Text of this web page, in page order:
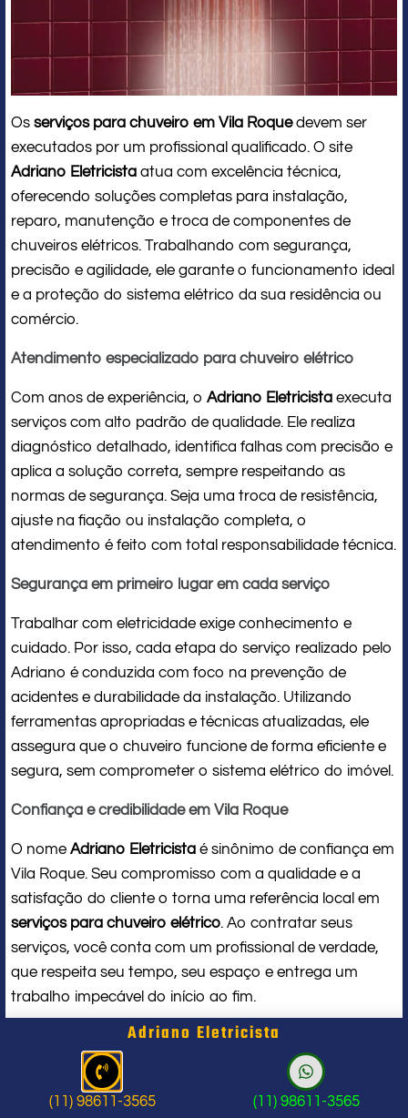
Os serviços para chuveiro em Vila Roquedevem ser
executados por um profissional qualificado. O site
Adriano Eletricista atua com excelência técnica,
oferecendo soluções completas para instalação,
reparo, manutenção e troca de componentes de
chuveiros elétricos. Trabalhando com segurança,
precisão e agilidade, ele garante o funcionamento ideal
e a proteção do sistema elétrico da sua residência ou
comércio.
Atendimento especializado para chuveiro elétrico
Com anos de experiência, o Adriano Eletricista executa
serviços com alto padrão de qualidade. Ele realiza
diagnóstico detalhado, identifica falhas com precisão e
aplica a solução correta, sempre respeitando as
normas de segurança. Seja uma troca de resistência,
ajuste na fiação ou instalação completa, o
atendimento é feito com total responsabilidade técnica.
Segurança em primeiro lugar em cada serviço
Trabalhar com eletricidade exige conhecimento e
cuidado. Por isso, cada etapa do serviço realizado pelo
Adriano é conduzida com foco na prevenção de
acidentes e durabilidade da instalação. Utilizando
ferramentas apropriadas e técnicas atualizadas, ele
assegura que o chuveiro funcione de forma eficiente e
segura, sem comprometer o sistema elétrico do imóvel.
Confiança e credibilidade em Vila Roque
O nome Adriano Eletricista é sinônimo de confiança em
Vila Roque. Seu compromisso com a qualidade e a
satisfação do cliente o torna uma referência local em
serviços para chuveiro elétrico. Ao contratar seus
serviços, você conta com um profissional de verdade,
que respeita seu tempo, seu espaço e entrega um
trabalho impecável do início ao fim.
Problema com chuveiro: sinais que
indicam a hora de chamar um
profissional
Adriano Eletricista
(11) 98611-3565 (11) 98611-3565